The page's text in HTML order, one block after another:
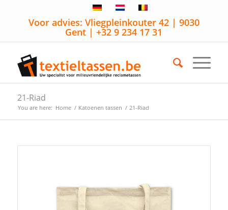
Voor advies: Vliegpleinkouter 42 | 9030
Gent | +32 9 234 17 31
21-Riad
You are here: Home / Katoenen tassen / 21-Riad